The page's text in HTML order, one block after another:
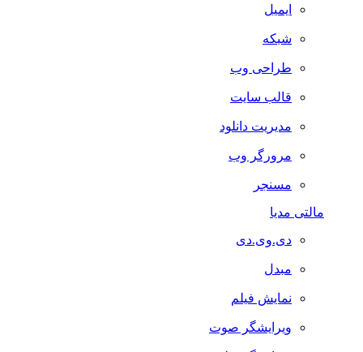
ایمیل
شبکه
طراحی وب
قالب سایت
مدیریت دانلود
مرورگر وب
مسنجر
مالتی مدیا
دی.وی.دی
مبدل
نمایش فیلم
ویرایشگر صوت